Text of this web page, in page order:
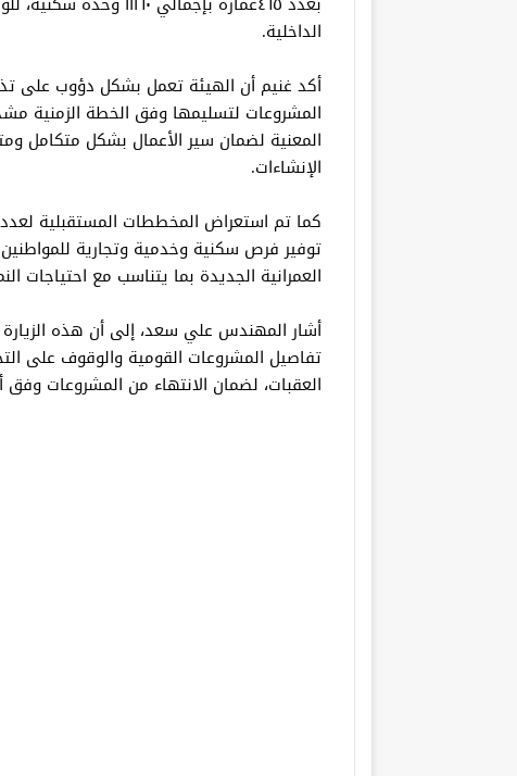
الداخلية.
أكد غنيم أن الهيئة تعمل بشكل دؤوب على
المشروعات لتسليمها وفق الخطة الزمنية
المعنية لضمان سير الأعمال بشكل متكامل
الإنشاءات.
كما تم استعراض المخططات المستقبلية
توفير فرص سكنية وخدمية وتجارية
العمرانية الجديدة بما يتناسب مع احتياجات
أشار المهندس علي سعد، إلى أن هذه
تفاصيل المشروعات القومية والوقوف على
العقبات، لضمان الانتهاء من المشروعات وفق